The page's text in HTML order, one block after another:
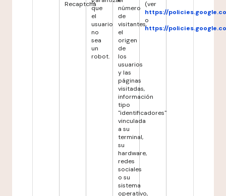
Recaptchaque
el
usuario
no
sea
un
robot.
número
de
visitantes,
el
origen
de
los
usuarios
y las
páginas
visitadas,
información
tipo
"identificadores"
vinculada
a su
terminal,
su
hardware,
redes
sociales
o su
sistema
operativo,
(ver
https://
o
https://